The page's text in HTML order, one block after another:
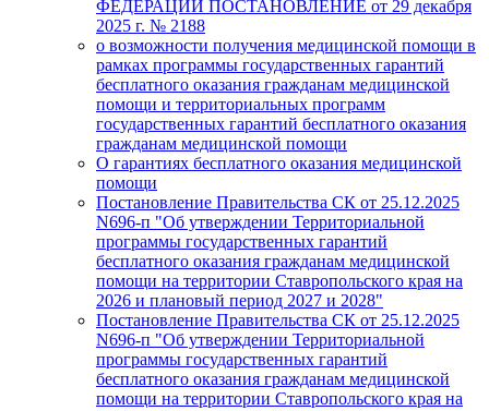
ФЕДЕРАЦИИ ПОСТАНОВЛЕНИЕ от 29 декабря
2025 г. № 2188
о возможности получения медицинской помощи в
рамках программы государственных гарантий
бесплатного оказания гражданам медицинской
помощи и территориальных программ
государственных гарантий бесплатного оказания
гражданам медицинской помощи
О гарантиях бесплатного оказания медицинской
помощи
Постановление Правительства СК от 25.12.2025
N696-п "Об утверждении Территориальной
программы государственных гарантий
бесплатного оказания гражданам медицинской
помощи на территории Ставропольского края на
2026 и плановый период 2027 и 2028"
Постановление Правительства СК от 25.12.2025
N696-п "Об утверждении Территориальной
программы государственных гарантий
бесплатного оказания гражданам медицинской
помощи на территории Ставропольского края на